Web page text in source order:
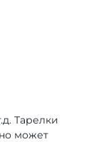
Тарелки
может